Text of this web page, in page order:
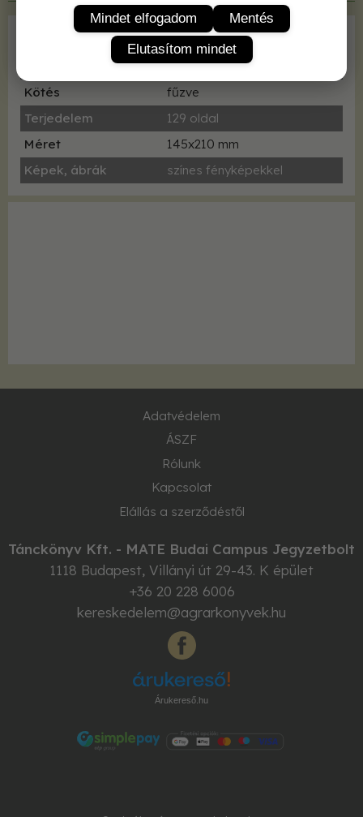
GAK Kht.
963034694
Kötés
fűzve
Terjedelem
129 oldal
Méret
145x210 mm
Képek, ábrák
színes fényképekkel
Adatvédelem
ÁSZF
Rólunk
Kapcsolat
Elállás a szerződéstől
Tánckönyv Kft. - MATE Budai Campus Jegyzetbolt
1118 Budapest, Villányi út 29-43. K épület
+36 20 228 6006
kereskedelem@agrarkonyvek.hu
Árukereső.hu
Mindet elfogadom
Mentés
Elutasítom mindet